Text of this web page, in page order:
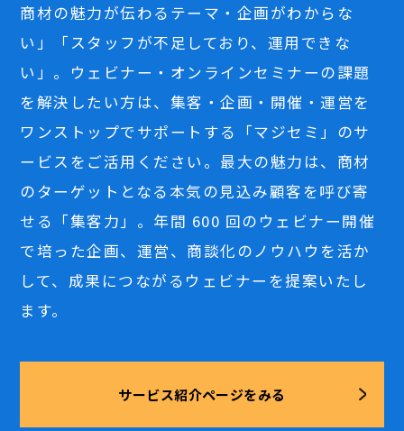
商材の魅力が伝わるテーマ・企画がわからな
い」「スタッフが不足しており、運用できな
い」。ウェビナー・オンラインセミナーの課題
を解決したい方は、集客・企画・開催・運営を
ワンストップでサポートする「マジセミ」のサ
ービスをご活用ください。最大の魅力は、商材
のターゲットとなる本気の見込み顧客を呼び寄
せる「集客力」。年間 600 回のウェビナー開催
で培った企画、運営、商談化のノウハウを活か
して、成果につながるウェビナーを提案いたし
ます。
サービス紹介ページをみる